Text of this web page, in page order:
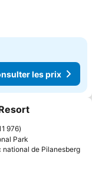
les prix
favoris
976
Park
national de Pilanesberg